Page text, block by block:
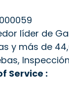
líder de
y más de
Service :